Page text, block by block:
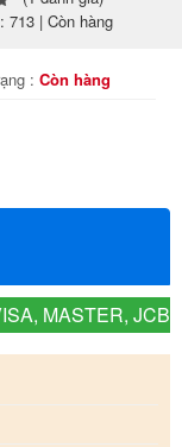
713 | Còn hàng
:Còn hàng
MASTER, JCB